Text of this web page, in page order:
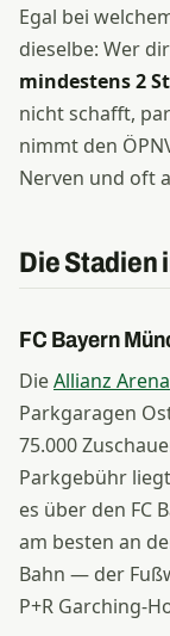
Egal bei
dieselbe: Wer
mindestens 2
nicht schafft,
nimmt den
Nerven und oft
Die Stadien
FC Bayern
DieAllianz Arena
Parkgaragen
75.000
Parkgebühr
es über den FC
am besten an
Bahn — der
P+R Garching-